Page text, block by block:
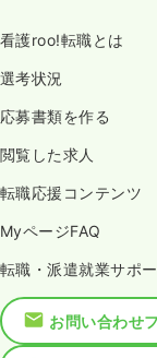
看護roo!転職とは
選考状況
応募書類を作る
閲覧した求人
転職応援コンテンツ
MyページFAQ
転職・派遣就業サポ
お問い合わせ